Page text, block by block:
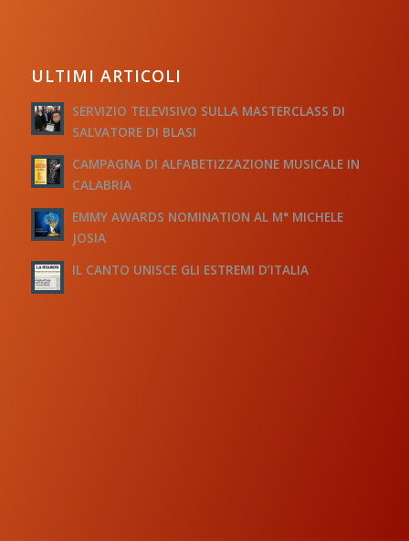
ULTIMI ARTICOLI
SERVIZIO TELEVISIVO SULLA MASTERCLASS DI
SALVATORE DI BLASI
CAMPAGNA DI ALFABETIZZAZIONE MUSICALE IN
CALABRIA
EMMY AWARDS NOMINATION AL M° MICHELE
JOSIA
IL CANTO UNISCE GLI ESTREMI D’ITALIA